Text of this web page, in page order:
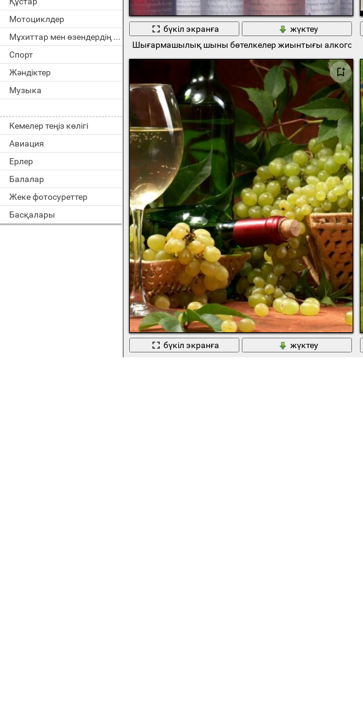
Мотоциклдер
Мұхиттар мен өзендердің тұрғындары
Спорт
Жәндіктер
Музыка
Кемелер теңіз көлігі
Авиация
Ерлер
Балалар
Жеке фотосуреттер
Басқалары
бүкіл экранға
жүктеу
Шығармашылық шыны бөтелкелер жиынтығы алкоголь
бүкіл экранға
жүктеу